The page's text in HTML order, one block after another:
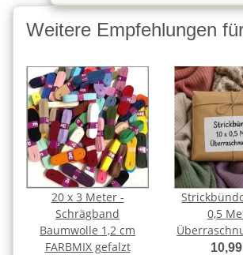
Weitere Empfehlungen
20 x 3 Meter -
Schrägband
Baumwolle 1,2 cm
FARBMIX gefalzt
0,5